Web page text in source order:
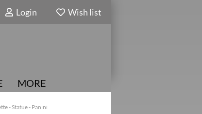
Login Wish list
MORE
- Statue - Panini